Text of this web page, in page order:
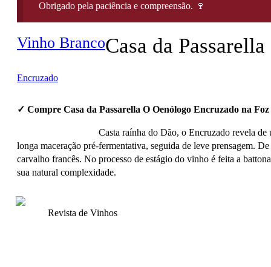
Obrigado pela paciência e compreensão. 🍷
Vinho BrancoCasa da Passarella
Encruzado
✓ Compre Casa da Passarella O Oenólogo Encruzado na
Casta raínha do Dão, o Encruzado revela
longa maceração pré-fermentativa, seguida de leve prensagem.
carvalho francês. No processo de estágio do vinho é feita a
sua natural complexidade.
Revista de Vinhos